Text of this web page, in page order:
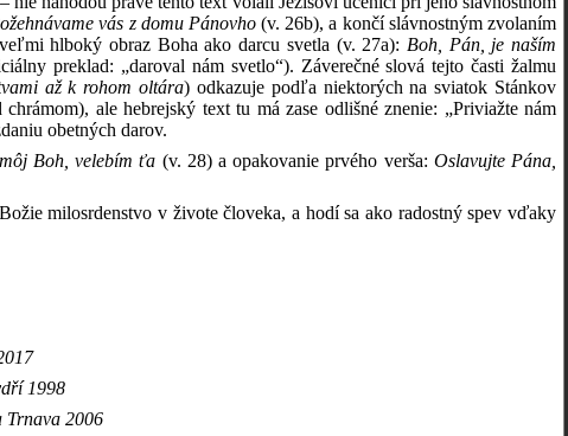
vás z domu Pánovho(v. 26b), a končí slávnostným zvolaním
hlboký obraz Boha ako darcu svetla (v. 27a): Boh, Pán, je naším
preklad: „daroval nám svetlo“). Záverečné slová tejto časti žalmu
až k rohom oltára) odkazuje podľa niektorých na sviatok Stánkov
ale hebrejský text tu má zase odlišné znenie: „Priviažte nám
obetných darov.
Boh, velebím ťa (v. 28) a opakovanie prvého verša: Oslavujte Pána,
milosrdenstvo v živote človeka, a hodí sa ako radostný spev vďaky
1998
Trnava 2006